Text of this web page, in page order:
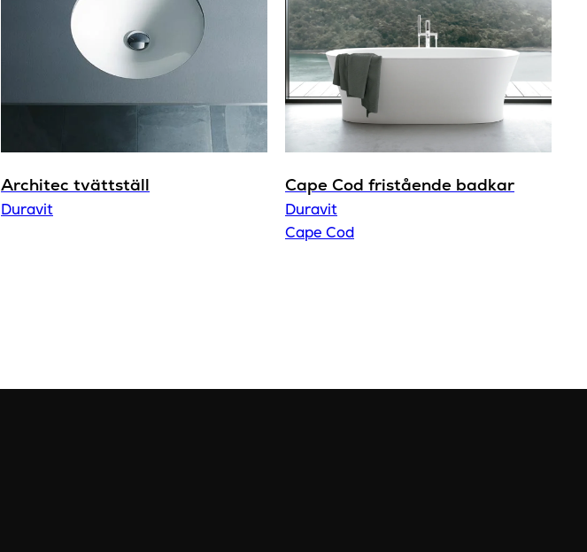
Architec tvättställ
Duravit
Cape Cod fristående badkar
Duravit
Cape Cod